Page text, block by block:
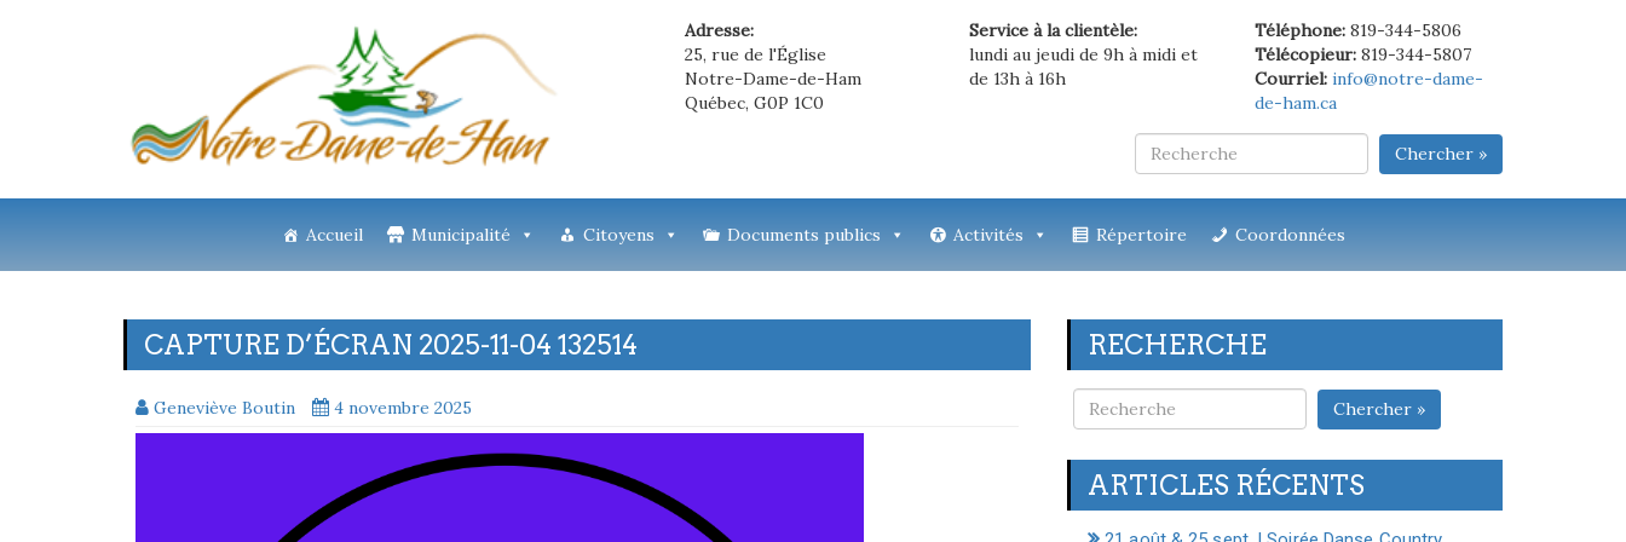
Adresse:
25, rue de l'Église
Notre-Dame-de-Ham
Québec, G0P 1C0
Service à la clientèle:
lundi au jeudi de 9h à midi et
de 13h à 16h
Téléphone:819-344-5806
Télécopieur:819-344-5807
Courriel: info@notre-dame-
de-ham.ca
Chercher »
Accueil Municipalité Citoyens Documents publics Activités Répertoire Coordonnées
CAPTURE D’ÉCRAN 2025-11-04 132514
Geneviève Boutin 4 novembre 2025
RECHERCHE
Chercher »
ARTICLES RÉCENTS